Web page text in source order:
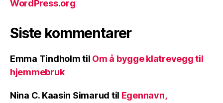
WordPress.org
Siste kommentarer
Emma Tindholmtil Om å bygge klatrevegg til
hjemmebruk
Nina C. Kaasin Simarud til Egennavn,